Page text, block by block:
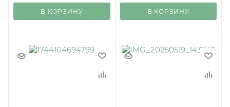
В КОРЗИНУ В КОРЗИНУ